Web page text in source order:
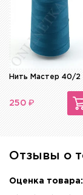
Нить Мастер 40/2
250 ₽
Отзывы о
Оценка товара: